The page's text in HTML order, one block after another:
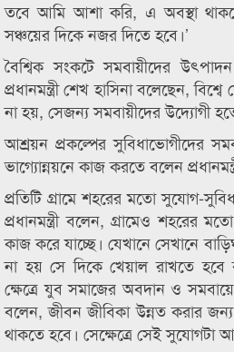
তবে আমি আশা করি, এ অবস্থা
সঞ্চয়ের দিকে নজর দিতে হবে।’
বৈশ্বিক সংকটে সমবায়ীদের
প্রধানমন্ত্রী শেখ হাসিনা বলেছেন,
না হয়, সেজন্য সমবায়ীদের উদ্যোগী
আশ্রয়ন প্রকল্পের সুবিধাভোগীদের
ভাগ্যোন্নয়নে কাজ করতে বলেন
প্রতিটি গ্রামে শহরের মতো সুযোগ-
প্রধানমন্ত্রী বলেন, গ্রামেও শহরের
কাজ করে যাচ্ছে। যেখানে সেখানে
না হয় সে দিকে খেয়াল রাখতে হবে
ক্ষেত্রে যুব সমাজের অবদান ও
বলেন, জীবন জীবিকা উন্নত করার জন্য
থাকতে হবে। সেক্ষেত্রে সেই সুযোগটা